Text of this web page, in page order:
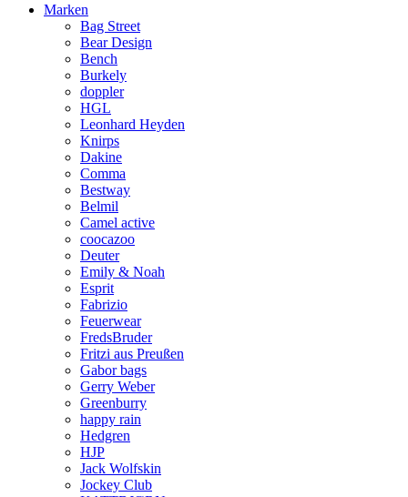
Marken
Bag Street
Bear Design
Bench
Burkely
doppler
HGL
Leonhard Heyden
Knirps
Dakine
Comma
Bestway
Belmil
Camel active
coocazoo
Deuter
Emily & Noah
Esprit
Fabrizio
Feuerwear
FredsBruder
Fritzi aus Preußen
Gabor bags
Gerry Weber
Greenburry
happy rain
Hedgren
HJP
Jack Wolfskin
Jockey Club